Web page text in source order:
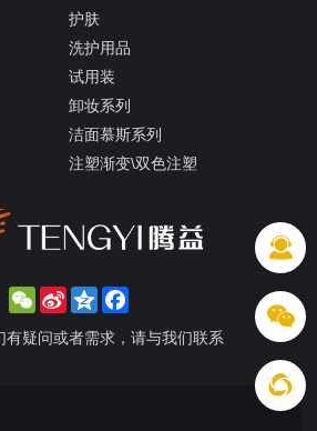
护肤
洗护用品
试用装
卸妆系列
洁面慕斯系列
注塑渐变\双色注塑
WeChat
Sina
Weibo
Qzone
有疑问或者需求，请与我们联系